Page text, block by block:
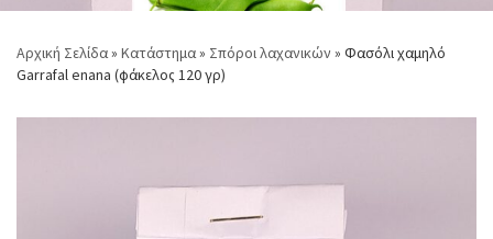
Αρχική Σελίδα» Κατάστημα» Σπόροι λαχανικών» Φασόλι χαμηλό
Garrafal enana (φάκελος 120 γρ)